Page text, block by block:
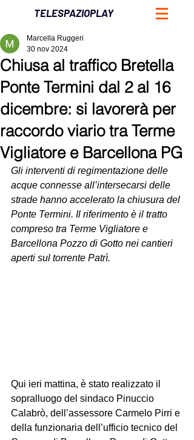
TELESPAZIOPLAY
Chiusa al traffico Bretella
Ponte Termini dal 2 al 16
dicembre: si lavorerà per
raccordo viario tra Terme
Vigliatore e Barcellona PG
Marcella Ruggeri
30 nov 2024
Gli interventi di regimentazione delle
acque connesse all’intersecarsi delle
strade hanno accelerato la chiusura del
Ponte Termini. Il riferimento è il tratto
compreso tra Terme Vigliatore e
Barcellona Pozzo di Gotto nei cantieri
aperti sul torrente Patrì.
Qui ieri mattina, è stato realizzato il
sopralluogo del sindaco Pinuccio
Calabrò, dell’assessore Carmelo Pirri e
della funzionaria dell’ufficio tecnico del